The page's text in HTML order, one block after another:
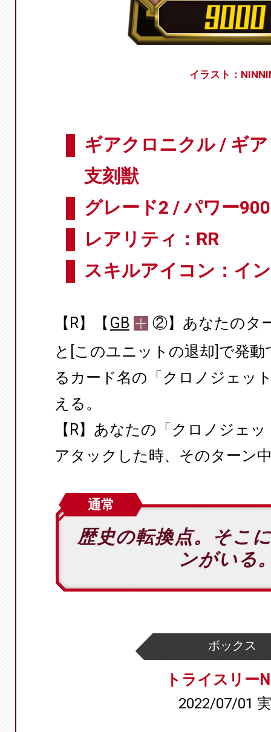
イラスト：
ギアクロニクル / ギ
支刻獣
グレード2 / パワー
レアリティ：RR
スキルアイコン：イ
【R】【 GB
②】あなたのタ
と[このユニットの退却]で発
るカード名の「クロノジェッ
える。
【R】あなたの「クロノジェ
アタックした時、そのターン
通常
歴史の転換点。そこ
ンがいる
ボックス
トライスリー
2022/07/01